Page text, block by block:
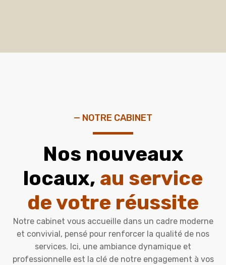
— NOTRE CABINET
Nos nouveaux
locaux, au service
de votre réussite
Notre cabinet vous accueille dans un cadre moderne
et convivial, pensé pour renforcer la qualité de nos
services. Ici, une ambiance dynamique et
professionnelle est la clé de notre engagement à vos